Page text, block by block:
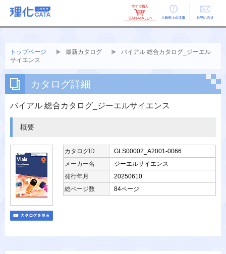
ご利用上の お問い合せ
トップページ 最新カタログ
バイアル 総合カタログ_ジーエル
サイエンス
カタログ詳細
バイアル 総合カタログ_ジーエルサイエンス
概要
カタログID
GLS00002_A2001-0066
メーカー名
ジーエルサイエンス
発行年月
20250610
総ページ数
84ページ